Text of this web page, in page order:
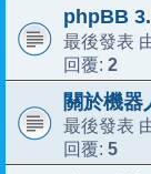
phpBB
最後發表
回覆: 2
關於機器
最後發表
回覆: 5